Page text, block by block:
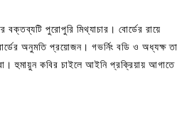
বক্তব্যটি পুরোপুরি মিথ্যাচার। বোর্ডের রায়ে
অনুমতি প্রয়োজন। গভর্নিং বডি ও অধ্যক্ষ তা
হুমায়ুন কবির চাইলে আইনি প্রক্রিয়ায় আগাতে